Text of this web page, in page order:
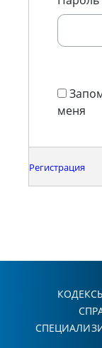
меня
Регистрация